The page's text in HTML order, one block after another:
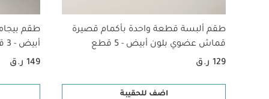
الولادة وحتى وزن 15 كغم.
درجات الحرارة -15 درجة مئوية
إلى دليل
شمسية لعربة
طقم ألبسة قطعة واحدة بأكمام قصيرة
قماش عضوي بلون أبيض - 5 قطع
129 ر.ق
اضف للحقيبة
طقم
أبيض - 3 قطع
149 ر.ق